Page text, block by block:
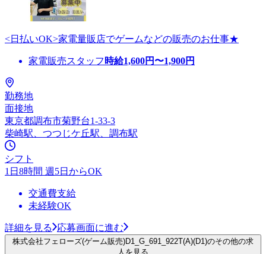
<日払いOK>家電量販店でゲームなどの販売のお仕事★
家電販売スタッフ 時給1,600円〜1,900円
勤務地
面接地
東京都調布市菊野台1-33-3
柴崎駅、つつじケ丘駅、調布駅
シフト
1日8時間 週5日からOK
交通費支給
未経験OK
詳細を見る 応募画面に進む
株式会社フェローズ(ゲーム販売)D1_G_691_922T(A)(D1)のその他の求
人を見る